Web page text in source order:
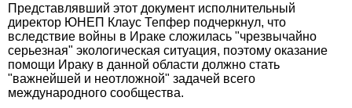
Представлявший этот документ исполнительный
директор ЮНЕП Клаус Тепфер подчеркнул, что
вследствие войны в Ираке сложилась "чрезвычайно
серьезная" экологическая ситуация, поэтому оказание
помощи Ираку в данной области должно стать
"важнейшей и неотложной" задачей всего
международного сообщества.